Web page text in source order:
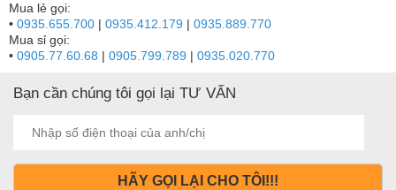
Mua lẻ gọi:
• 0935.655.700 | 0935.412.179 | 0935.889.770
Mua sỉ gọi:
• 0905.77.60.68 | 0905.799.789 | 0935.020.770
Bạn cần chúng tôi gọi lại TƯ VẤN
HÃY GỌI LẠI CHO TÔI!!!